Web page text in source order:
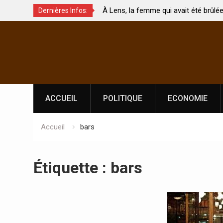
Dernières Infos:
?
À Lens, la femme qui avait été brûlée avec son bébé
par son mari est morte
ACCUEIL POLITIQUE ECONOMIE
Accueil bars
Étiquette : bars